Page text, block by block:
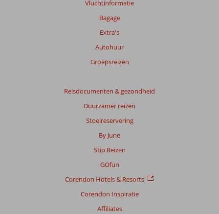
Vluchtinformatie
Bagage
Extra's
Autohuur
Groepsreizen
Reisdocumenten & gezondheid
Duurzamer reizen
Stoelreservering
By June
Stip Reizen
GOfun
Corendon Hotels & Resorts
Corendon Inspiratie
Affiliates